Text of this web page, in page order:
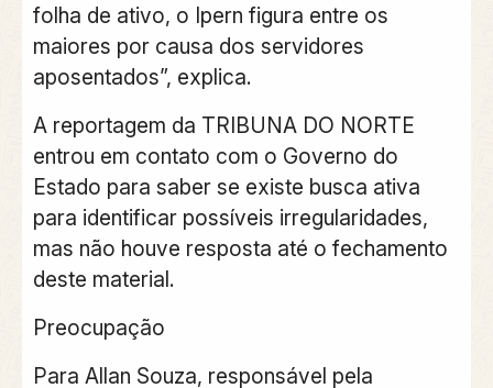
folha de ativo, o Ipern figura entre os
maiores por causa dos servidores
aposentados”, explica.
A reportagem da TRIBUNA DO NORTE
entrou em contato com o Governo do
Estado para saber se existe busca ativa
para identificar possíveis irregularidades,
mas não houve resposta até o fechamento
deste material.
Preocupação
Para Allan Souza, responsável pela